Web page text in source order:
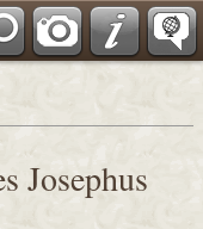
Josephus